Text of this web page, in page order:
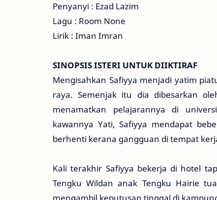
Penyanyi : Ezad Lazim
Lagu : Room None
Lirik : Iman Imran
SINOPSIS ISTERI UNTUK DIIKTIRAF
Mengisahkan Safiyya menjadi yatim
raya. Semenjak itu dia dibesarkan
menamatkan pelajarannya di
kawannya Yati, Safiyya mendapat
berhenti kerana gangguan di tempat
Kali terakhir Safiyya bekerja di hotel
Tengku Wildan anak Tengku Hairie